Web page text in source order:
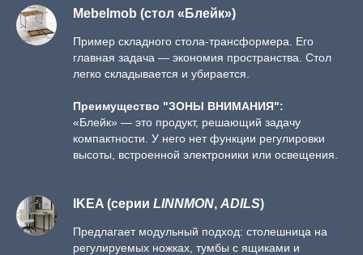
Mebelmob (стол «Блейк»)
Пример складного стола-трансформера. Его
главная задача — экономия пространства. Стол
легко складывается и убирается.
Преимущество "ЗОНЫ ВНИМАНИЯ":
«Блейк» — это продукт, решающий задачу
компактности. У него нет функции регулировки
высоты, встроенной электроники или освещения.
IKEA (серии LINNMON, ADILS)
Предлагает модульный подход: столешница на
регулируемых ножках, тумбы с ящиками и